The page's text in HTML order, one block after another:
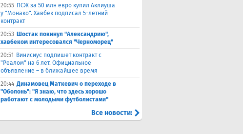
20:55 ПСЖ за 50 млн евро купил Аклиуша
у "Монако". Хавбек подписал 5-летний
контракт
20:53 Шостак покинул "Александрию",
хавбеком интересовался "Черноморец"
20:51
Винисиус подпишет контракт с
"Реалом" на 6 лет. Официальное
объявление – в ближайшее время
20:44 Динамовец Маткевич о переходе в
"Оболонь": "Я знаю, что здесь хорошо
работают с молодыми футболистами"
Все новости: